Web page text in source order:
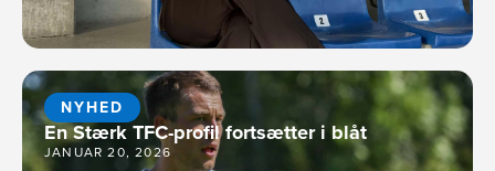
NYHED
En Stærk TFC-profil fortsætter i blåt
JANUAR 20, 2026